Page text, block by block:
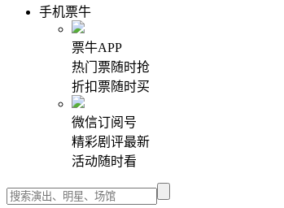
手机票牛
票牛APP
热门票随时抢
折扣票随时买
微信订阅号
精彩剧评最新
活动随时看